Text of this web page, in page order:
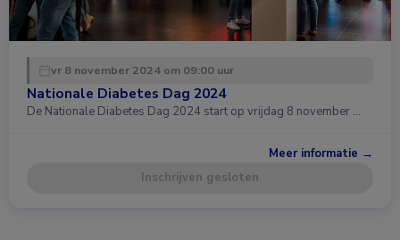
vr 8 november 2024 om 09:00 uur
Nationale Diabetes Dag 2024
De Nationale Diabetes Dag 2024 start op vrijdag 8 november …
Meer informatie →
Inschrijven gesloten